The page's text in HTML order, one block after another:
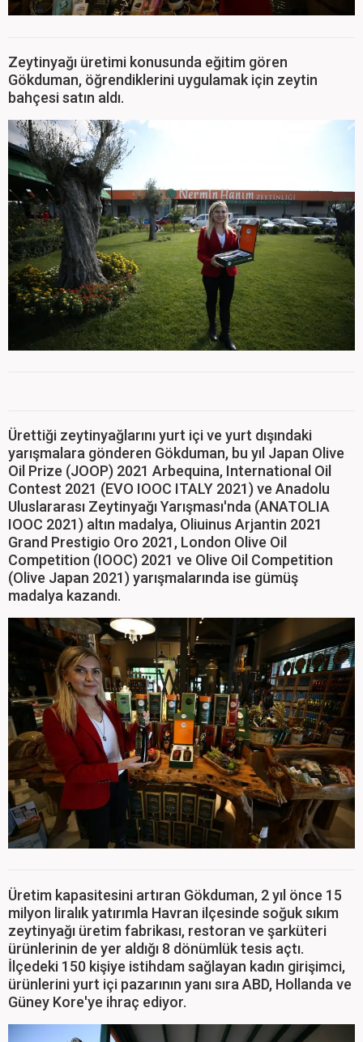
Zeytinyağı üretimi konusunda eğitim gören
Gökduman, öğrendiklerini uygulamak için zeytin
bahçesi satın aldı.
Ürettiği zeytinyağlarını yurt içi ve yurt dışındaki
yarışmalara gönderen Gökduman, bu yıl Japan Olive
Oil Prize (JOOP) 2021 Arbequina, International Oil
Contest 2021 (EVO IOOC ITALY 2021) ve Anadolu
Uluslararası Zeytinyağı Yarışması'nda (ANATOLIA
IOOC 2021) altın madalya, Oliuinus Arjantin 2021
Grand Prestigio Oro 2021, London Olive Oil
Competition (IOOC) 2021 ve Olive Oil Competition
(Olive Japan 2021) yarışmalarında ise gümüş
madalya kazandı.
Üretim kapasitesini artıran Gökduman, 2 yıl önce 15
milyon liralık yatırımla Havran ilçesinde soğuk sıkım
zeytinyağı üretim fabrikası, restoran ve şarküteri
ürünlerinin de yer aldığı 8 dönümlük tesis açtı.
İlçedeki 150 kişiye istihdam sağlayan kadın girişimci,
ürünlerini yurt içi pazarının yanı sıra ABD, Hollanda ve
Güney Kore'ye ihraç ediyor.